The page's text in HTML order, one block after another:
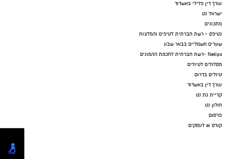
עורך דין פלילי באשדוד
ישראל נט
מתכונים
נטיפס - רשת חברתית לטיפים והמלצות
שערים חשמליים בבאר שבע
Netips -רשת חברתית לחכמת ההמונים
מסלולים לטיולים
טיולים בדרום
עורך דין באשדוד
קריית גת נט
חולון נט
פרסום
קורס ai לעסקים